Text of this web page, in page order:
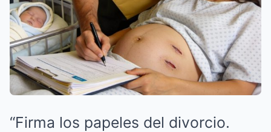
“Firma los papeles del divorcio.